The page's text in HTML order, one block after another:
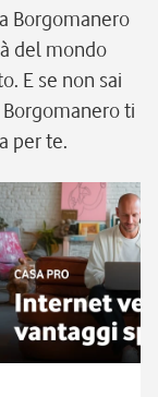
Borgomanero
del mondo
E se non sai
ti
per te.